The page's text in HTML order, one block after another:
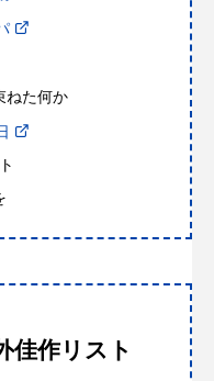
ねた何か
佳作リスト